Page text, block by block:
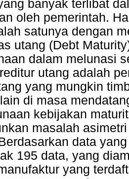
banyak terlibat
oleh pemerintah.
satunya dengan
utang (Debt
dalam melunasi
utang adalah
yang mungkin
di masa
kebijakan
masalah
data
195 data, yang
yang